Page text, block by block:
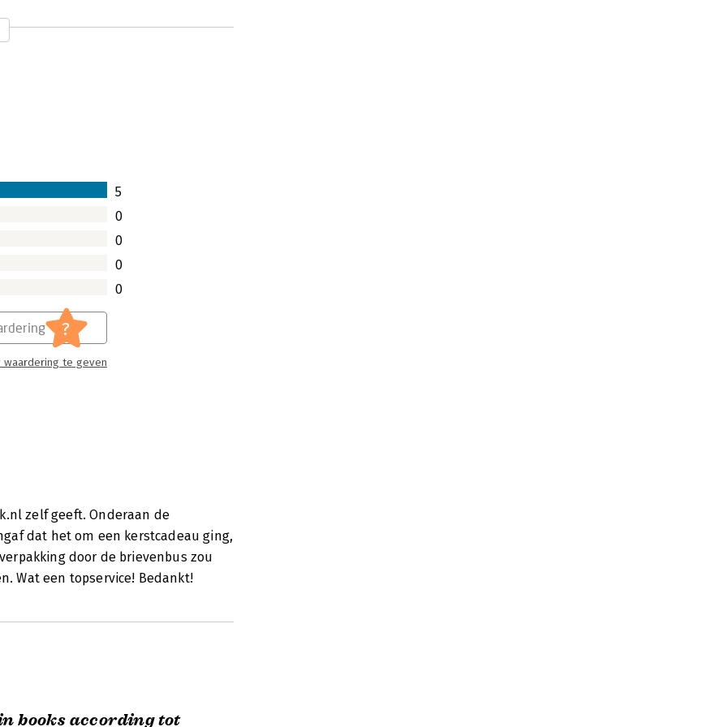
burgers te beschermen tegen
bij The Economist)
explosie al onze vragen gaat
5
0
0
0
0
?
waardering te geven
zelf geeft. Onderaan de
dat het om een kerstcadeau ging,
door de brievenbus zou
Wat een topservice! Bedankt!
books according tot